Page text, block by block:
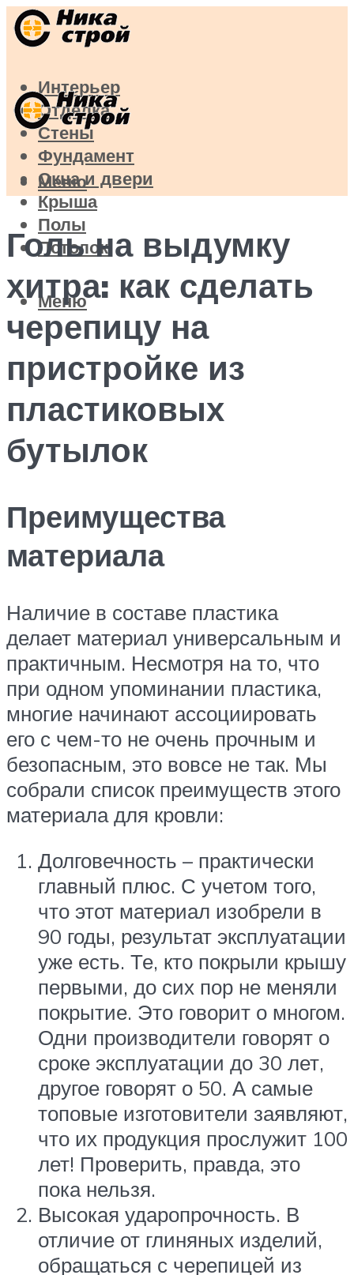
Интерьер
Отделка
Стены
Фундамент
Окна и двери
Крыша
Полы
Потолок
Меню
Меню
Голь на выдумку
хитра: как сделать
черепицу на
пристройке из
пластиковых
бутылок
Преимущества
материала
Наличие в составе пластика
делает материал универсальным и
практичным. Несмотря на то, что
при одном упоминании пластика,
многие начинают ассоциировать
его с чем-то не очень прочным и
безопасным, это вовсе не так. Мы
собрали список преимуществ этого
материала для кровли:
Долговечность – практически
главный плюс. С учетом того,
что этот материал изобрели в
90 годы, результат эксплуатации
уже есть. Те, кто покрыли крышу
первыми, до сих пор не меняли
покрытие. Это говорит о многом.
Одни производители говорят о
сроке эксплуатации до 30 лет,
другое говорят о 50. А самые
топовые изготовители заявляют,
что их продукция прослужит 100
лет! Проверить, правда, это
пока нельзя.
Высокая ударопрочность. В
отличие от глиняных изделий,
обращаться с черепицей из